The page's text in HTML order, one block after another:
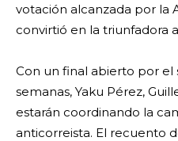
votación alcanzada por la
convirtió en la triunfadora
Con un final abierto por el
semanas, Yaku Pérez,
estarán coordinando la
anticorreista. El recuento